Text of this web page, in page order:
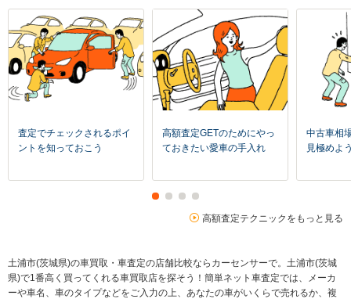
査定でチェックされるポイ
ントを知っておこう
高額査定GETのためにやっ
ておきたい愛車の手入れ
中古車相
見極めよ
高額査定テクニックをもっと見る
土浦市(茨城県)の車買取・車査定の店舗比較ならカーセンサーで。土浦市(茨城
県)で1番高く買ってくれる車買取店を探そう！簡単ネット車査定では、メーカ
ーや車名、車のタイプなどをご入力の上、あなたの車がいくらで売れるか、複